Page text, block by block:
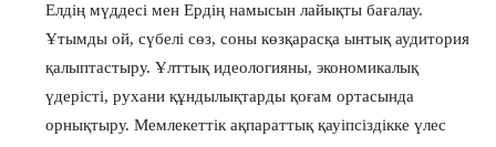
Елдің мүддесі мен Ердің намысын лайықты бағалау.
Ұтымды ой, сүбелі сөз, соны көзқарасқа ынтық аудитория
қалыптастыру. Ұлттық идеологияны, экономикалық
үдерісті, рухани құндылықтарды қоғам ортасында
орнықтыру. Мемлекеттік ақпараттық қауіпсіздікке үлес